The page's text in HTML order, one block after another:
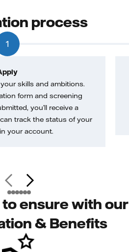
process
1
skills and ambitions.
form and screening
you’ll receive a
track the status of your
your account.
ensure with our
& Benefits